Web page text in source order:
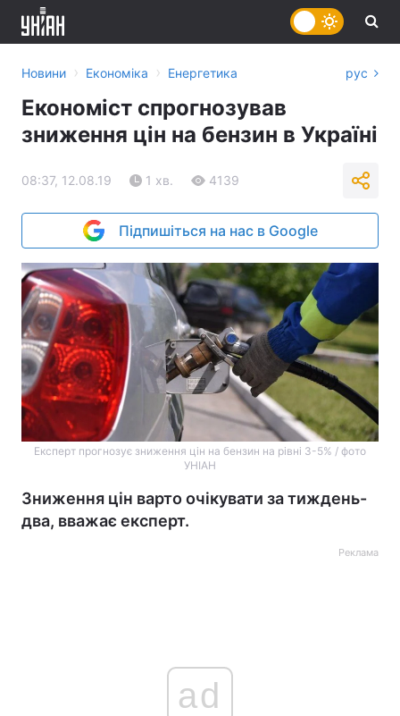
Новини › Економіка › Енергетика рус
Економіст спрогнозував
зниження цін на бензин в Україні
08:37, 12.08.19 1 хв. 4139
Підпишіться на нас в Google
Експерт прогнозує зниження цін на бензин на рівні 3-5% / фото
УНІАН
Зниження цін варто очікувати за тиждень-
два, вважає експерт.
Реклама
ad